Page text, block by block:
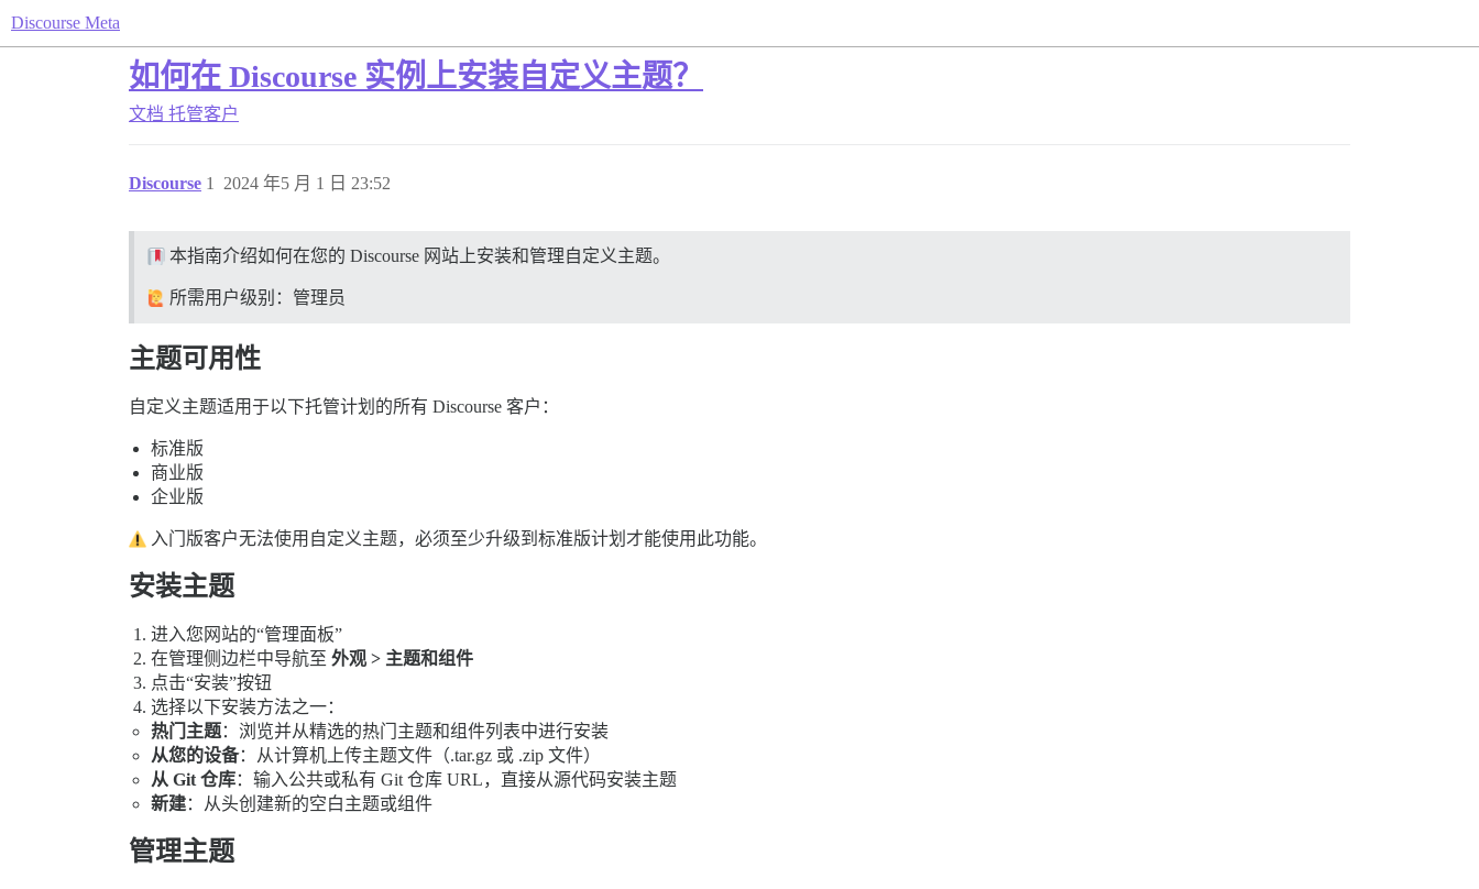
Discourse Meta
如何在 Discourse 实例上安装自定义主题？
文档 托管客户
Discourse 2024 年5 月 1 日 23:52
1
本指南介绍如何在您的 Discourse 网站上安装和管理自定义主题。
所需用户级别：管理员
主题可用性
自定义主题适用于以下托管计划的所有 Discourse 客户：
标准版
商业版
企业版
入门版客户无法使用自定义主题，必须至少升级到标准版计划才能使用此功能。
安装主题
进入您网站的“管理面板”
在管理侧边栏中导航至 外观 > 主题和组件
点击“安装”按钮
选择以下安装方法之一：
热门主题：浏览并从精选的热门主题和组件列表中进行安装
从您的设备：从计算机上传主题文件（.tar.gz 或 .zip 文件）
从 Git 仓库：输入公共或私有 Git 仓库 URL，直接从源代码安装主题
新建：从头创建新的空白主题或组件
管理主题